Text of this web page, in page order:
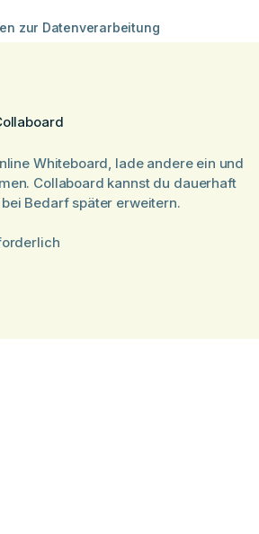
zur Datenverarbeitung
Whiteboard, lade andere ein und
Collaboard kannst du dauerhaft
Bedarf später erweitern.